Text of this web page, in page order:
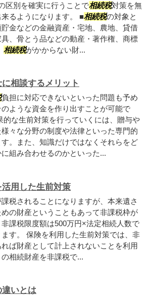
区別を確実に行うことで相続税対策を無
るようになります。 ■相続税の対象と
金などの金融資産・宅地、農地、貸借
、骨とう品などの動産・著作権、商標
相続税がかからない財...
相談するメリット
負担に対応できないといった問題も予め
ような資金を作り出すことが可能で
的な生前対策を行っていくには、贈与や
々な分野の制度や法律といった専門的
。また、知識だけではなくそれらをど
組み合わせるのかといった...
用した生前対策
課税されることになりますが、本来遺さ
の財産ということもあって非課税枠が
課税限度額は500万円×法定相続人数で
す。 保険を利用した生前対策では、非
ば財産として計上されないことを利用
相続財産を非課税で...
いとは